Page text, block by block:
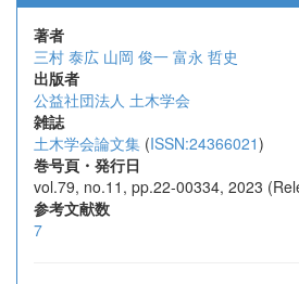
著者
三村 泰広 山岡 俊一 富永 哲史
出版者
公益社団法人 土木学会
雑誌
土木学会論文集 (ISSN:24366021)
巻号頁・発行日
vol.79, no.11, pp.22-00334, 2023
参考文献数
7